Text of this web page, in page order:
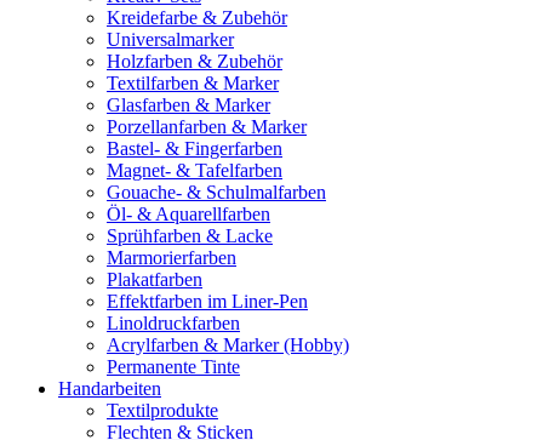
Kreidefarbe & Zubehör
Universalmarker
Holzfarben & Zubehör
Textilfarben & Marker
Glasfarben & Marker
Porzellanfarben & Marker
Bastel- & Fingerfarben
Magnet- & Tafelfarben
Gouache- & Schulmalfarben
Öl- & Aquarellfarben
Sprühfarben & Lacke
Marmorierfarben
Plakatfarben
Effektfarben im Liner-Pen
Linoldruckfarben
Acrylfarben & Marker (Hobby)
Permanente Tinte
Handarbeiten
Textilprodukte
Flechten & Sticken